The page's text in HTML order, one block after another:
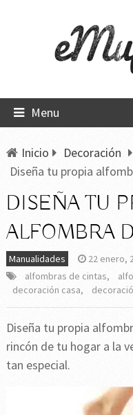
Menu
Inicio Decoración
Diseña tu propia
DISEÑA TU
ALFOMBRA
Manualidades 22 enero,
alfombras de cintas,
decoración casa,
Diseña tu propia
rincón de tu hogar a la
tan especial.